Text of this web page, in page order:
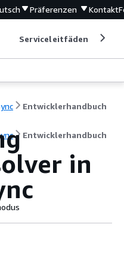
Präferenzen Kontakt
Serviceleitfäden
Entwicklerhandbuch
Entwicklerhandbuch
in